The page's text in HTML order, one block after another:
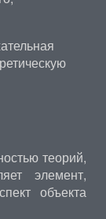
теорий,
элемент,
объекта